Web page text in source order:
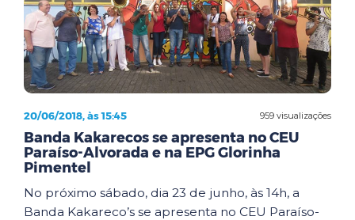
959 visualizações
20/06/2018, às 15:45
Banda Kakarecos se apresenta no CEU
Paraíso-Alvorada e na EPG Glorinha
Pimentel
No próximo sábado, dia 23 de junho, às 14h, a
Banda Kakareco’s se apresenta no CEU Paraíso-